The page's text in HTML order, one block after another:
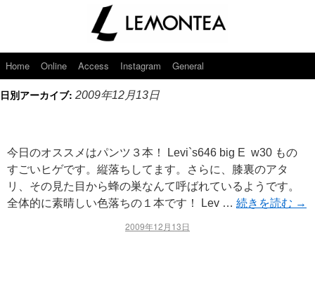
Home Online Access Instagram General
日別アーカイブ: 2009年12月13日
今日のオススメはパンツ３本！ Levi`s646 big E w30 もの
すごいヒゲです。縦落ちしてます。さらに、膝裏のアタ
リ、その見た目から蜂の巣なんて呼ばれているようです。
全体的に素晴しい色落ちの１本です！ Lev … 続きを読む →
2009年12月13日